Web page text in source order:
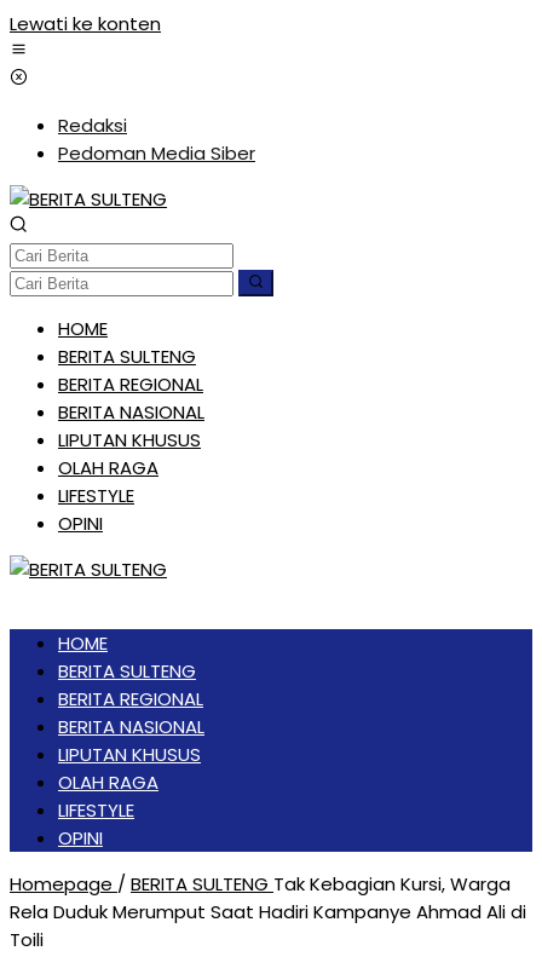
Lewati ke konten
Redaksi
Pedoman Media Siber
HOME
BERITA SULTENG
BERITA REGIONAL
BERITA NASIONAL
LIPUTAN KHUSUS
OLAH RAGA
LIFESTYLE
OPINI
HOME
BERITA SULTENG
BERITA REGIONAL
BERITA NASIONAL
LIPUTAN KHUSUS
OLAH RAGA
LIFESTYLE
OPINI
Homepage / BERITA SULTENG Tak Kebagian Kursi, Warga
Rela Duduk Merumput Saat Hadiri Kampanye Ahmad Ali di
Toili